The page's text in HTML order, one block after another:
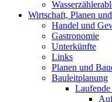
Wirtschaft, Planen
Handel und
Gastronomie
Unterkünfte
Links
Planen und
Bauleitplanung
Laufende